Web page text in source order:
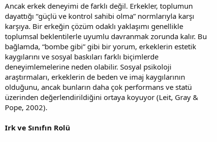
Ancak erkek deneyimi de farklı değil. Erkekler, toplumun
dayattığı “güçlü ve kontrol sahibi olma” normlarıyla karşı
karşıya. Bir erkeğin çözüm odaklı yaklaşımı genellikle
toplumsal beklentilerle uyumlu davranmak zorunda kalır. Bu
bağlamda, “bombe gibi” gibi bir yorum, erkeklerin estetik
kaygılarını ve sosyal baskıları farklı biçimlerde
deneyimlemelerine neden olabilir. Sosyal psikoloji
araştırmaları, erkeklerin de beden ve imaj kaygılarının
olduğunu, ancak bunların daha çok performans ve statü
üzerinden değerlendirildiğini ortaya koyuyor (Leit, Gray &
Pope, 2002).
Irk ve Sınıfın Rolü